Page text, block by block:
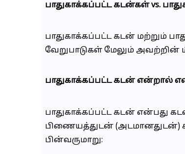
பாதுகாக்கப்பட்ட கடன்கள் vs.
பாதுகாக்கப்பட்ட கடன் மற்றும்
வேறுபாடுகள் மேலும் அவற்றின்
பாதுகாக்கப்பட்ட கடன் என்றால்
பாதுகாக்கப்பட்ட கடன் என்பது
பிணையத்துடன் (அடமானதுடன்)
பின்வருமாறு: